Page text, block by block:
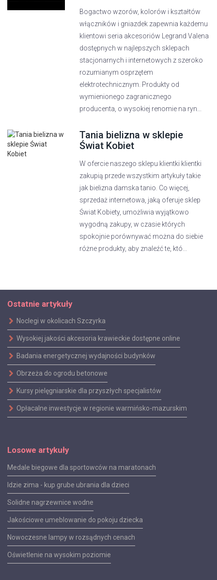
Bogactwo wzorów, kolorów i kształtów
włączników i gniazdek zapewnia każdemu
klientowi seria akcesoriów Legrand Valena
dostępnych w najlepszych sklepach
stacjonarnych i internetowych z szeroko
rozumianym osprzętem
elektrotechnicznym. Produkty od
wymienionego zagranicznego
producenta, o wysokiej renomie na ryn...
Tania bielizna w sklepie
Świat Kobiet
W ofercie naszego sklepu klientki klientki
zakupią przede wszystkim artykuły takie
jak bielizna damska tanio. Co więcej,
sprzedaż internetowa, jaką oferuje sklep
Świat Kobiety, umożliwia wyjątkowo
wygodną zakupy, w czasie których
spokojnie porównywać można do siebie
różne produkty, aby znaleźć te, któ...
Ostatnie artykuły
Noclegi w okolicach Szczyrka
Wysokiej jakości akcesoria krawieckie dostępne online
Badania energetycznej wydajności budynków
Obrzeża do ogrodu betonowe
Kursy pielęgniarskie dla przyszłych specjalistów
Opłacalne inwestycje w regionie warmińsko-mazurskim
Losowe artykuły
Medale biegowe dla sportowców na maratonach
Idzie zima - kup grube ubrania dla dzieci
Solidne nagrzewnice wodne
Jakościowe umeblowanie do pokoju dziecka
Nowoczesne lampy w rozsądnych cenach
Oświetlenie na wysokim poziomie